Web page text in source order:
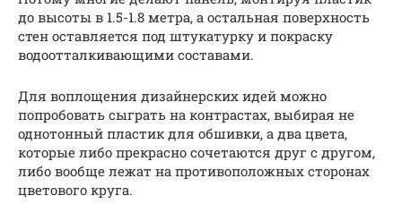
до высоты в 1.5-1.8 метра, а остальная поверхность
стен оставляется под штукатурку и покраску
водоотталкивающими составами.
Для воплощения дизайнерских идей можно
попробовать сыграть на контрастах, выбирая не
однотонный пластик для обшивки, а два цвета,
которые либо прекрасно сочетаются друг с другом,
либо вообще лежат на противоположных сторонах
цветового круга.